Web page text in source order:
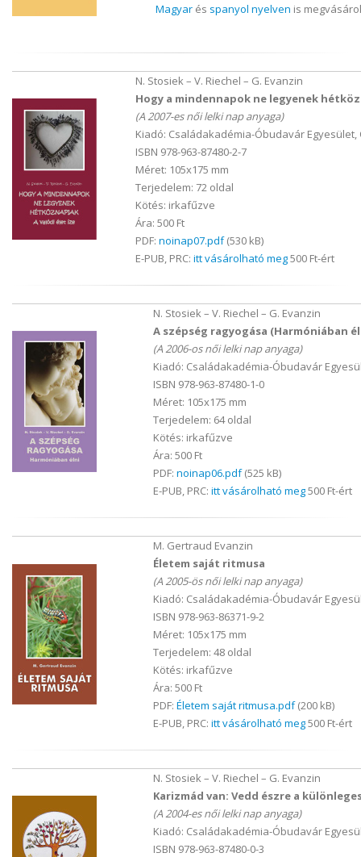
Magyar és spanyol nyelven is
N. Stosiek – V. Riechel – G. Evanzin
Hogy a mindennapok ne legyenek
(A 2007-es női lelki nap anyaga)
Kiadó: Családakadémia-Óbudavár Egyesület,
ISBN 978-963-87480-2-7
Méret: 105x175 mm
Terjedelem: 72 oldal
Kötés: irkafűzve
Ára: 500 Ft
PDF: noinap07.pdf(530 kB)
E-PUB, PRC: itt vásárolható meg500 Ft-ért
N. Stosiek – V. Riechel – G. Evanzin
A szépség ragyogása (Harmóniában
(A 2006-os női lelki nap anyaga)
Kiadó: Családakadémia-Óbudavár
ISBN 978-963-87480-1-0
Méret: 105x175 mm
Terjedelem: 64 oldal
Kötés: irkafűzve
Ára: 500 Ft
PDF: noinap06.pdf(525 kB)
E-PUB, PRC: itt vásárolható meg500 Ft-ért
M. Gertraud Evanzin
Életem saját ritmusa
(A 2005-ös női lelki nap anyaga)
Kiadó: Családakadémia-Óbudavár
ISBN 978-963-86371-9-2
Méret: 105x175 mm
Terjedelem: 48 oldal
Kötés: irkafűzve
Ára: 500 Ft
PDF: Életem saját ritmusa.pdf(200 kB)
E-PUB, PRC: itt vásárolható meg500 Ft-ért
N. Stosiek – V. Riechel – G. Evanzin
Karizmád van: Vedd észre a
(A 2004-es női lelki nap anyaga)
Kiadó: Családakadémia-Óbudavár
ISBN 978-963-87480-0-3